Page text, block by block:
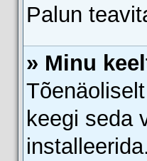
Palun
» Minu
keegi seda